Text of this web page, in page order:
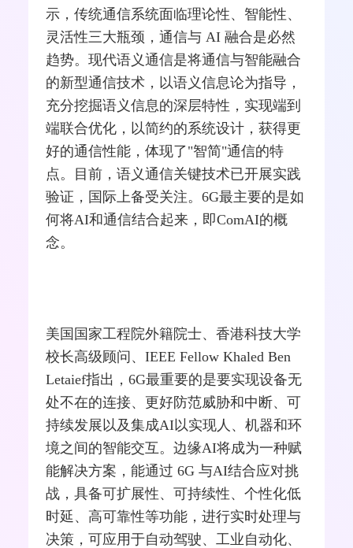
示，传统通信系统面临理论性、智能性、
灵活性三大瓶颈，通信与 AI 融合是必然
趋势。现代语义通信是将通信与智能融合
的新型通信技术，以语义信息论为指导，
充分挖掘语义信息的深层特性，实现端到
端联合优化，以简约的系统设计，获得更
好的通信性能，体现了"智简"通信的特
点。目前，语义通信关键技术已开展实践
验证，国际上备受关注。6G最主要的是如
何将AI和通信结合起来，即ComAI的概
念。
美国国家工程院外籍院士、香港科技大学
校长高级顾问、IEEE Fellow Khaled Ben
Letaief指出，6G最重要的是要实现设备无
处不在的连接、更好防范威胁和中断、可
持续发展以及集成AI以实现人、机器和环
境之间的智能交互。边缘AI将成为一种赋
能解决方案，能通过 6G 与AI结合应对挑
战，具备可扩展性、可持续性、个性化低
时延、高可靠性等功能，进行实时处理与
决策，可应用于自动驾驶、工业自动化、